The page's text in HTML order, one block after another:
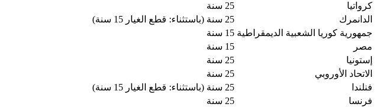
كرواتيا
25 سنة
الدانمرك
25 سنة (باستثناء: قطع الغيار 15 سنة)
جمهورية كوريا الشعبية الديمقراطية 15 سنة
مصر
15 سنة
إستونيا
25 سنة
الاتحاد الأوروبي
25 سنة
فنلندا
25 سنة (باستثناء: قطع الغيار 15 سنة)
فرنسا
25 سنة